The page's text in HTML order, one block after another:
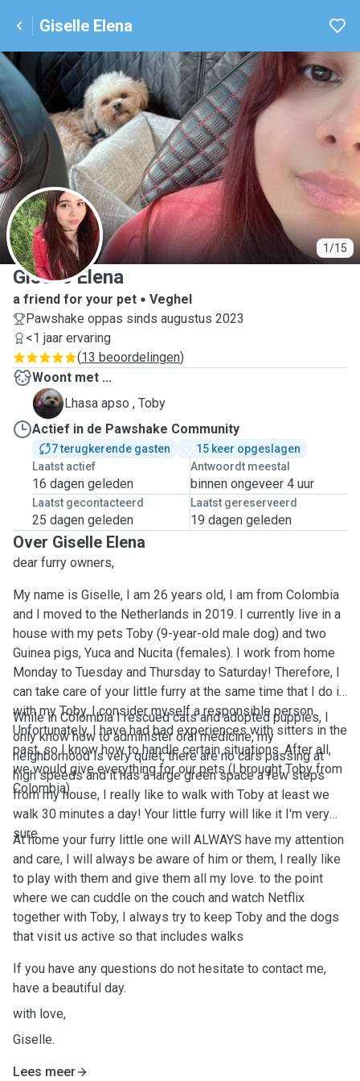
Giselle Elena
1/15
G
Giselle Elena
a friend for your pet
Veghel
Pawshake oppas sinds augustus 2023
<1 jaar ervaring
(13 beoordelingen)
Woont met ...
T
Lhasa apso , Toby
Actief in de Pawshake Community
7 terugkerende gasten
15 keer opgeslagen
Laatst actief
16 dagen geleden
Antwoordt meestal
binnen ongeveer 4 uur
Laatst gecontacteerd
25 dagen geleden
Laatst gereserveerd
19 dagen geleden
Over Giselle Elena
dear furry owners,
My name is Giselle, I am 26 years old, I am from Colombia
and I moved to the Netherlands in 2019. I currently live in a
house with my pets Toby (9-year-old male dog) and two
Guinea pigs, Yuca and Nucita (females). I work from home
Monday to Tuesday and Thursday to Saturday! Therefore, I
can take care of your little furry at the same time that I do it
with my Toby. I consider myself a responsible person.
Unfortunately, I have had bad experiences with sitters in the
past, so I know how to handle certain situations. After all,
we would give everything for our pets (I brought Toby from
Colombia)
While in Colombia I rescued cats and adopted puppies, I
only know how to administer oral medicine, my
neighborhood is very quiet, there are no cars passing at
high speeds and it has a large green space a few steps
from my house, I really like to walk with Toby at least we
walk 30 minutes a day! Your little furry will like it I'm very
sure.
At home your furry little one will ALWAYS have my attention
and care, I will always be aware of him or them, I really like
to play with them and give them all my love. to the point
where we can cuddle on the couch and watch Netflix
together with Toby, I always try to keep Toby and the dogs
that visit us active so that includes walks
If you have any questions do not hesitate to contact me,
have a beautiful day.
with love,
Giselle.
Lees meer